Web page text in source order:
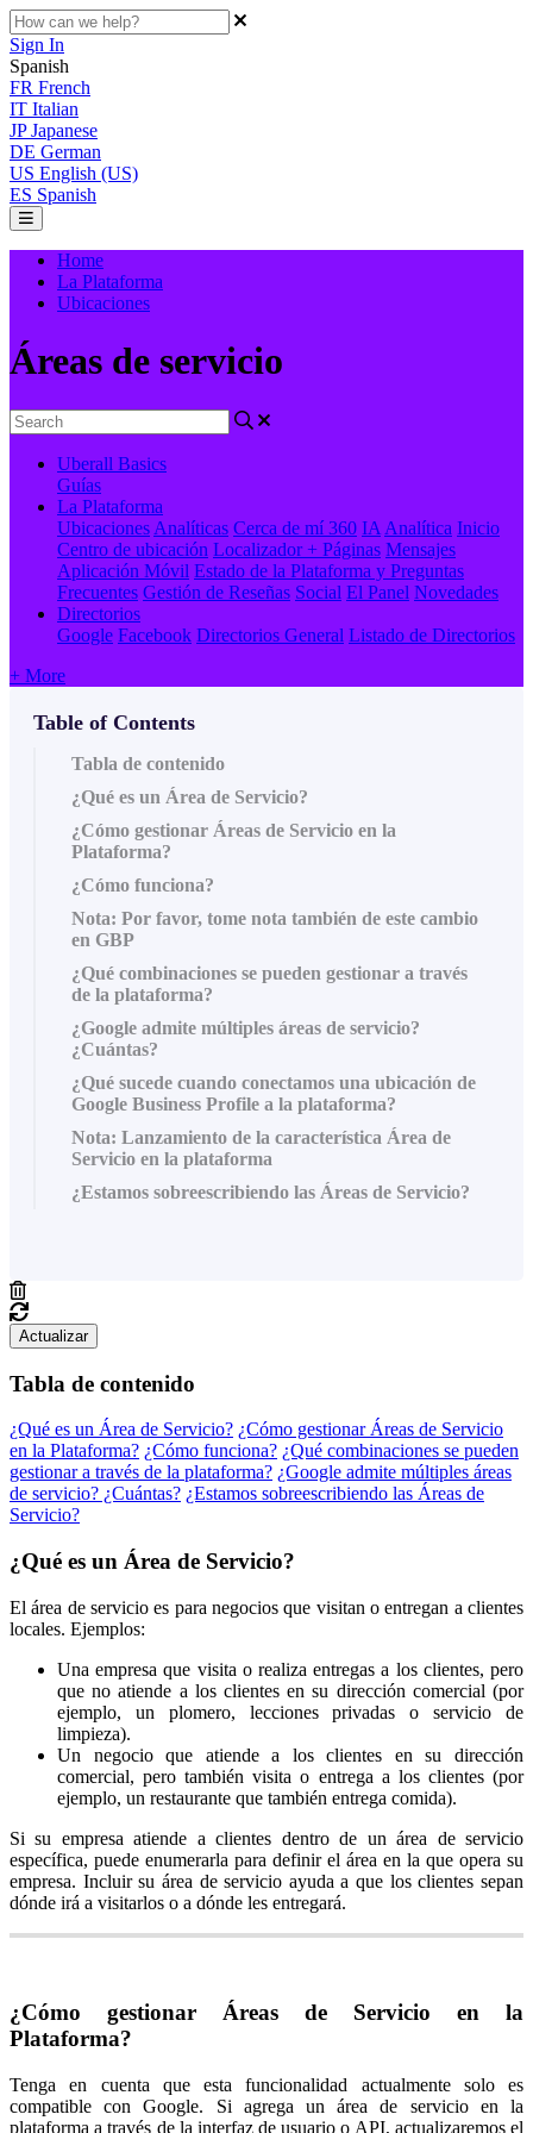
Sign In
Spanish
FR French
IT Italian
JP Japanese
DE German
US English (US)
ES Spanish
Home
La Plataforma
Ubicaciones
Áreas de servicio
Uberall Basics
Guías
La Plataforma
Ubicaciones Analíticas Cerca de mí 360 IA Analítica Inicio
Centro de ubicación Localizador + Páginas Mensajes
Aplicación Móvil Estado de la Plataforma y Preguntas
Frecuentes Gestión de Reseñas Social El Panel Novedades
Directorios
Google Facebook Directorios General Listado de Directorios
+ More
Table of Contents
Tabla de contenido
¿Qué es un Área de Servicio?
¿Cómo gestionar Áreas de Servicio en la
Plataforma?
¿Cómo funciona?
Nota: Por favor, tome nota también de este cambio
en GBP
¿Qué combinaciones se pueden gestionar a través
de la plataforma?
¿Google admite múltiples áreas de servicio?
¿Cuántas?
¿Qué sucede cuando conectamos una ubicación de
Google Business Profile a la plataforma?
Nota: Lanzamiento de la característica Área de
Servicio en la plataforma
¿Estamos sobreescribiendo las Áreas de Servicio?
Actualizar
Tabla de contenido
¿Qué es un Área de Servicio? ¿Cómo gestionar Áreas de Servicio
en la Plataforma? ¿Cómo funciona? ¿Qué combinaciones se pueden
gestionar a través de la plataforma? ¿Google admite múltiples áreas
de servicio? ¿Cuántas? ¿Estamos sobreescribiendo las Áreas de
Servicio?
¿Qué es un Área de Servicio?
El área de servicio es para negocios que visitan o entregan a clientes
locales. Ejemplos:
Una empresa que visita o realiza entregas a los clientes, pero
que no atiende a los clientes en su dirección comercial (por
ejemplo, un plomero, lecciones privadas o servicio de
limpieza).
Un negocio que atiende a los clientes en su dirección
comercial, pero también visita o entrega a los clientes (por
ejemplo, un restaurante que también entrega comida).
Si su empresa atiende a clientes dentro de un área de servicio
específica, puede enumerarla para definir el área en la que opera su
empresa. Incluir su área de servicio ayuda a que los clientes sepan
dónde irá a visitarlos o a dónde les entregará.
¿Cómo gestionar Áreas de Servicio en la
Plataforma?
Tenga en cuenta que esta funcionalidad actualmente solo es
compatible con Google. Si agrega un área de servicio en la
plataforma a través de la interfaz de usuario o API, actualizaremos el